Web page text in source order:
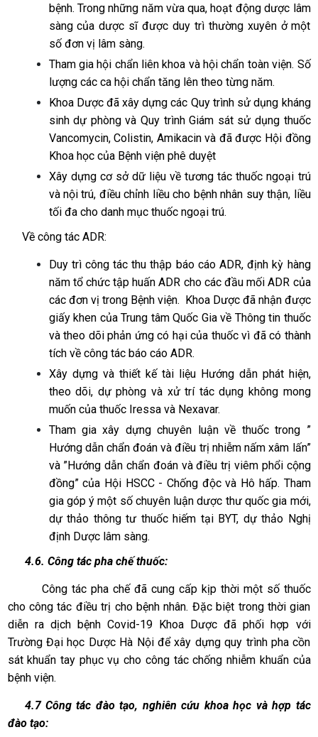
bệnh. Trong những năm vừa qua, hoạt động dược lâm
sàng của dược sĩ được duy trì thường xuyên ở một
số đơn vị lâm sàng.
Tham gia hội chẩn liên khoa và hội chẩn toàn viện. Số
lượng các ca hội chẩn tăng lên theo từng năm.
Khoa Dược đã xây dựng các Quy trình sử dụng kháng
sinh dự phòng và Quy trình Giám sát sử dụng thuốc
Vancomycin, Colistin, Amikacin và đã được Hội đồng
Khoa học của Bệnh viện phê duyệt
Xây dựng cơ sở dữ liệu về tương tác thuốc ngoại trú
và nội trú, điều chỉnh liều cho bệnh nhân suy thận, liều
tối đa cho danh mục thuốc ngoại trú.
Về công tác ADR:
Duy trì công tác thu thập báo cáo ADR, định kỳ hàng
năm tổ chức tập huấn ADR cho các đầu mối ADR của
các đơn vị trong Bệnh viện. Khoa Dược đã nhận được
giấy khen của Trung tâm Quốc Gia về Thông tin thuốc
và theo dõi phản ứng có hại của thuốc vì đã có thành
tích về công tác báo cáo ADR.
Xây dựng và thiết kế tài liệu Hướng dẫn phát hiện,
theo dõi, dự phòng và xử trí tác dụng không mong
muốn của thuốc Iressa và Nexavar.
Tham gia xây dựng chuyên luận về thuốc trong ”
Hướng dẫn chẩn đoán và điều trị nhiễm nấm xâm lấn”
và ”Hướng dẫn chẩn đoán và điều trị viêm phổi cộng
đồng” của Hội HSCC - Chống độc và Hô hấp. Tham
gia góp ý một số chuyên luận dược thư quốc gia mới,
dự thảo thông tư thuốc hiếm tại BYT, dự thảo Nghị
định Dược lâm sàng.
4.6. Công tác pha chế thuốc:
Công tác pha chế đã cung cấp kịp thời một số thuốc
cho công tác điều trị cho bệnh nhân. Đặc biệt trong thời gian
diễn ra dịch bệnh Covid-19 Khoa Dược đã phối hợp với
Trường Đại học Dược Hà Nội để xây dựng quy trình pha cồn
sát khuẩn tay phục vụ cho công tác chống nhiễm khuẩn của
bệnh viện.
4.7 Công tác đào tạo, nghiên cứu khoa học và hợp tác
đào tạo: